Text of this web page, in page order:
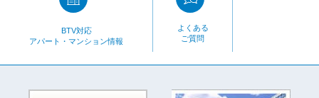
BTV対応
アパート・マンション情報
よくある
ご質問